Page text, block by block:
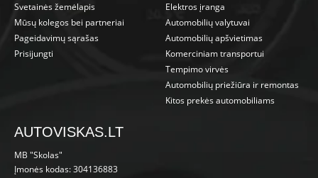
Svetainės žemėlapis
Mūsų kolegos bei partneriai
Pageidavimų sąrašas
Prisijungti
Elektros įranga
Automobilių valytuvai
Automobilių apšvietimas
Komerciniam transportui
Tempimo virvės
Automobilių priežiūra ir remontas
Kitos prekės automobiliams
AUTOVISKAS.LT
MB "Skolas"
Įmonės kodas: 304136883